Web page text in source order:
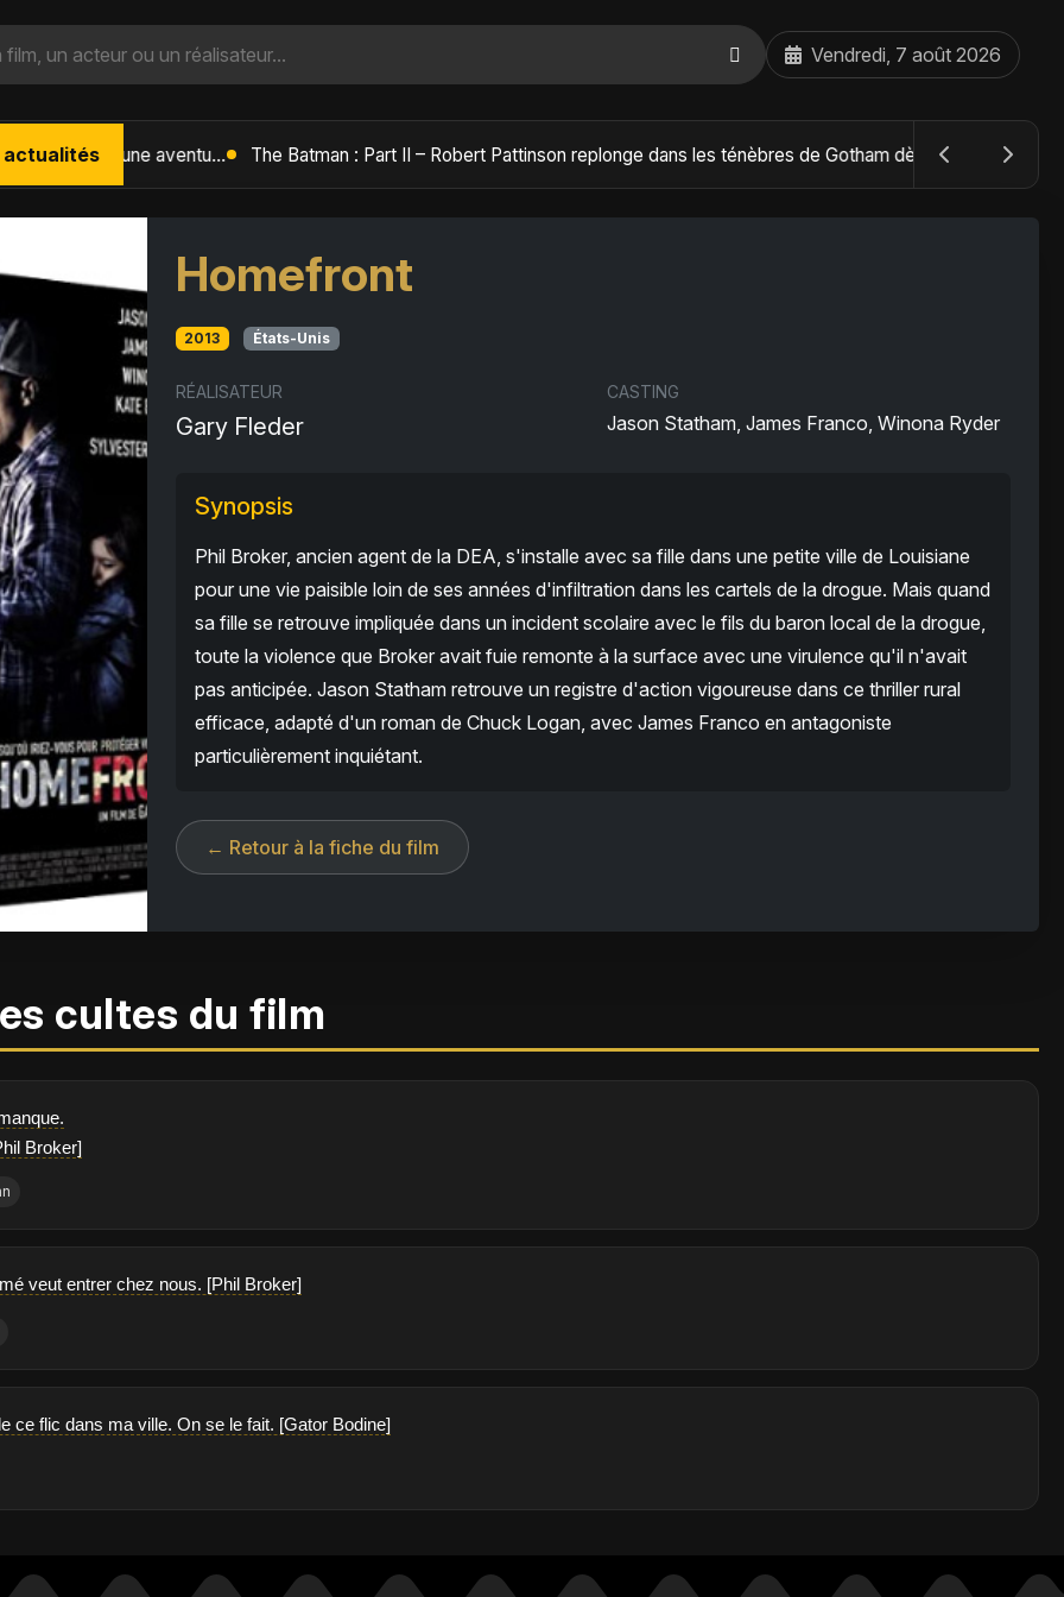
Vendredi, 7 août 2026
actualités L'Âge de Glace : Le Réveil du Volcan – Manny, Sid et Diego de retour pour une aventure explosive The Batman : Part II – Robert Pattinson replonge dans les ténèbres de Gotham dès octobre 2027
Homefront
2013 États-Unis
RÉALISATEUR
Gary Fleder
CASTING
Jason Statham, James Franco, Winona Ryder
Synopsis
Phil Broker, ancien agent de la DEA, s'installe avec sa fille dans une petite ville de Louisiane
pour une vie paisible loin de ses années d'infiltration dans les cartels de la drogue. Mais quand
sa fille se retrouve impliquée dans un incident scolaire avec le fils du baron local de la drogue,
toute la violence que Broker avait fuie remonte à la surface avec une virulence qu'il n'avait
pas anticipée. Jason Statham retrouve un registre d'action vigoureuse dans ce thriller rural
efficace, adapté d'un roman de Chuck Logan, avec James Franco en antagoniste
particulièrement inquiétant.
← Retour à la fiche du film
cultes du film
Broker]
veut entrer chez nous. [Phil Broker]
ce flic dans ma ville. On se le fait. [Gator Bodine]